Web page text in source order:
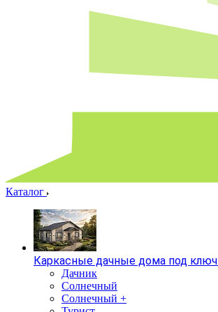
Каталог
Каркасные дачные дома под ключ
Дачник
Солнечный
Солнечный +